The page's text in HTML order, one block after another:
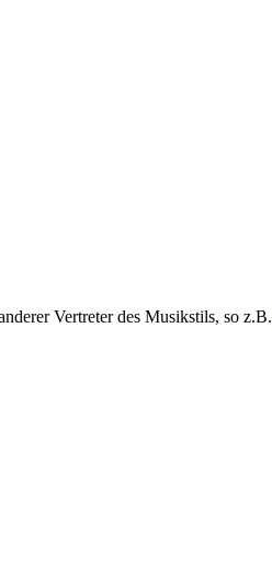
Vertreter des Musikstils, so z.B.